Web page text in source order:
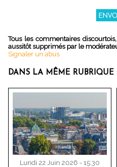
Tous les commentaires
aussitôt supprimés par le
Signaler un abus
DANS LA MÊME RUBRIQUE
Lundi 22 Juin 2026 - 15:30